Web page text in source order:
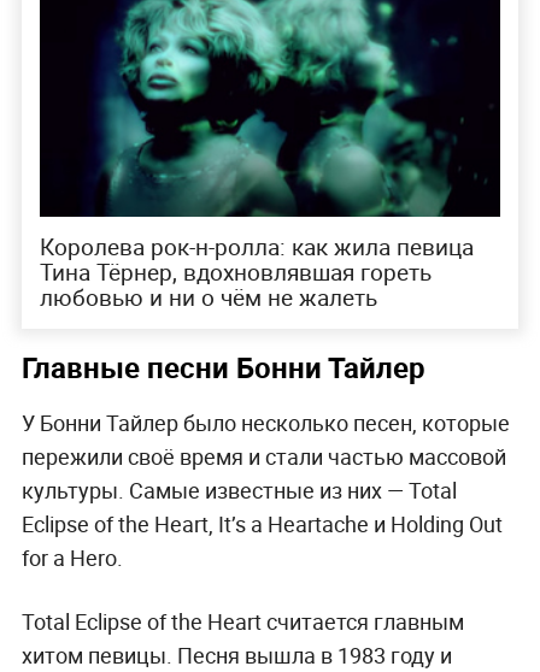
Королева рок-н-ролла: как жила певица
Тина Тёрнер, вдохновлявшая гореть
любовью и ни о чём не жалеть
Главные песни Бонни Тайлер
У Бонни Тайлер было несколько песен, которые
пережили своё время и стали частью массовой
культуры. Самые известные из них — Total
Eclipse of the Heart, It’s a Heartache и Holding Out
for a Hero.
Total Eclipse of the Heart считается главным
хитом певицы. Песня вышла в 1983 году и